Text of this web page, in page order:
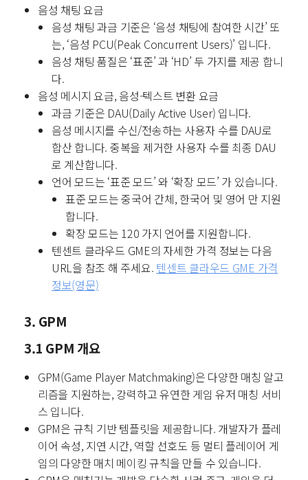
음성 채팅 요금
음성 채팅 과금 기준은 ‘음성 채팅에 참여한 시간’ 또
는, ‘음성 PCU(Peak Concurrent Users)’ 입니다.
음성 채팅 품질은 ‘표준’ 과 ‘HD’ 두 가지를 제공 합니
다.
음성 메시지 요금, 음성-텍스트 변환 요금
과금 기준은 DAU(Daily Active User) 입니다.
음성 메시지를 수신/전송하는 사용자 수를 DAU로
합산 합니다. 중복을 제거한 사용자 수를 최종 DAU
로 계산합니다.
언어 모드는 ‘표준 모드’ 와 ‘확장 모드’ 가 있습니다.
표준 모드는 중국어 간체, 한국어 및 영어 만 지원
합니다.
확장 모드는 120 가지 언어를 지원합니다.
텐센트 클라우드 GME의 자세한 가격 정보는 다음
URL을 참조 해 주세요. 텐센트 클라우드 GME 가격
정보(영문)
3. GPM
3.1 GPM 개요
GPM(Game Player Matchmaking)은 다양한 매칭 알고
리즘을 지원하는, 강력하고 유연한 게임 유저 매칭 서비
스 입니다.
GPM은 규칙 기반 템플릿을 제공합니다. 개발자가 플레
이어 속성, 지연 시간, 역할 선호도 등 멀티 플레이어 게
임의 다양한 매치 메이킹 규칙을 만들 수 있습니다.